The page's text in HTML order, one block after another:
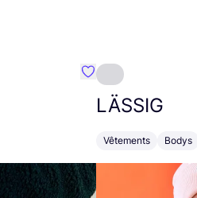
Préféré {nom}
LÄSSIG
Vêtements Bodys